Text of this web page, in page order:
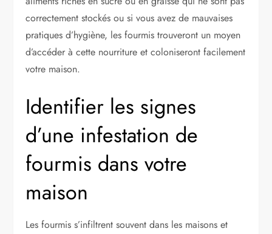
correctement stockés ou si vous avez de mauvaises
pratiques d’hygiène, les fourmis trouveront un moyen
d’accéder à cette nourriture et coloniseront facilement
votre maison.
Identifier les signes
d’une infestation de
fourmis dans votre
maison
Les fourmis s’infiltrent souvent dans les maisons et